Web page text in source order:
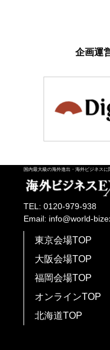
企画運
国内最大級の海外進出・海外ビジネス
TEL: 0120-979-938
Email: info@world-
東京会場TOP
大阪会場TOP
福岡会場TOP
オンラインTOP
北海道TOP